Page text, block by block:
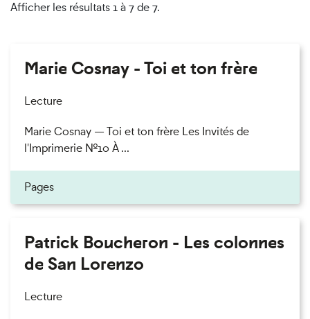
Afficher les résultats 1 à 7 de 7.
Marie Cosnay - Toi et ton frère
Lecture
Marie Cosnay — Toi et ton frère Les Invités de
l'Imprimerie n°10 À ...
Pages
Patrick Boucheron - Les colonnes
de San Lorenzo
Lecture